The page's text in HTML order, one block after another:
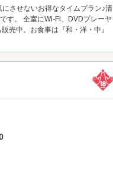
させないお得なタイムプラン♪清
す。 全室にWi-Fi、DVDプレーヤ
売中。お食事は『和・洋・中』